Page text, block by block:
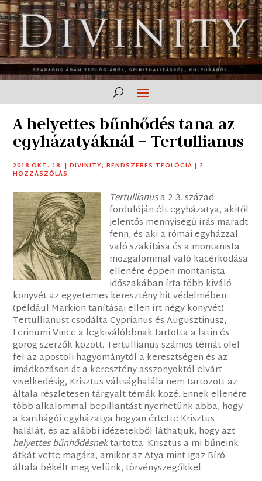
A helyettes bűnhődés tana az
egyházatyáknál – Tertullianus
2018 OKT. 18. |DIVINITY,RENDSZERES TEOLÓGIA | 2
HOZZÁSZÓLÁS
Tertullianusa 2-3. század
fordulóján élt egyházatya, akitől
jelentős mennyiségű írás maradt
fenn, és aki a római egyházzal
való szakítása és a montanista
mozgalommal való kacérkodása
ellenére éppen montanista
időszakában írta több kiváló
könyvét az egyetemes keresztény hit védelmében
(például Markion tanításai ellen írt négy könyvét).
Tertullianust csodálta Cyprianus és Augusztinusz,
Lerinumi Vince a legkiválóbbnak tartotta a latin és
görög szerzők között. Tertullianus számos témát ölel
fel az apostoli hagyománytól a keresztségen és az
imádkozáson át a keresztény asszonyoktól elvárt
viselkedésig, Krisztus váltsághalála nem tartozott az
általa részletesen tárgyalt témák közé. Ennek ellenére
több alkalommal bepillantást nyerhetünk abba, hogy
a karthágói egyházatya hogyan értette Krisztus
halálát, és az alábbi idézetekből láthatjuk, hogy azt
helyettes bűnhődésnektartotta: Krisztus a mi bűneink
átkát vette magára, amikor az Atya mint igaz Bíró
általa békélt meg velünk, törvényszegőkkel.